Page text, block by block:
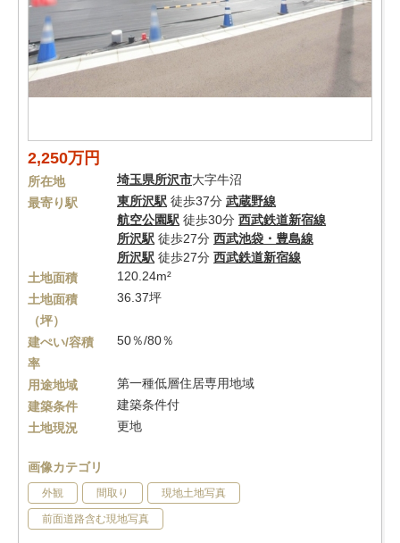
2,250万円
所在地 埼玉県所沢市大字牛沼
最寄り駅
東所沢駅 徒歩37分 武蔵野線
航空公園駅 徒歩30分 西武鉄道新宿線
所沢駅 徒歩27分 西武池袋・豊島線
所沢駅 徒歩27分 西武鉄道新宿線
土地面積
120.24m²
土地面積
（坪）
36.37坪
建ぺい/容積
率
50％/80％
用途地域
第一種低層住居専用地域
建築条件
建築条件付
土地現況
更地
画像カテゴリ
外観 間取り 現地土地写真
前面道路含む現地写真